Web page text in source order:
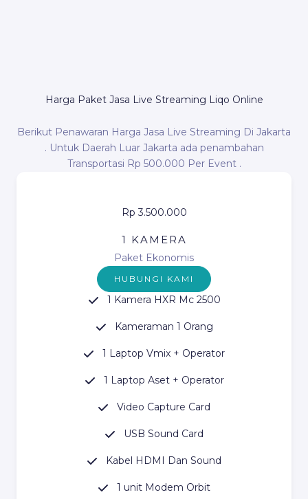
Harga Paket Jasa Live Streaming Liqo Online
Berikut Penawaran Harga Jasa Live Streaming Di Jakarta
. Untuk Daerah Luar Jakarta ada penambahan
Transportasi Rp 500.000 Per Event .
Rp 3.500.000
1 KAMERA
Paket Ekonomis
HUBUNGI KAMI
1 Kamera HXR Mc 2500
Kameraman 1 Orang
1 Laptop Vmix + Operator
1 Laptop Aset + Operator
Video Capture Card
USB Sound Card
Kabel HDMI Dan Sound
1 unit Modem Orbit